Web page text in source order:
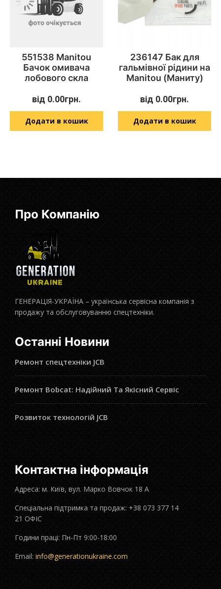
551538 Manitou
Бачок омивача
лобового скла
від 0.00грн.
Додати в кошик
236147 Бак для
гальмівної рідини на
Manitou (Маниту)
від 0.00грн.
Додати в кошик
Про Компанію
ГЕНЕРАЦІЯ-УКРАЇНА – українська сервісна компанія з
продажу та обслуговуванню спецтехніки.
Останні Новини
Ремонт спецтехніки JCB
Ремонт Bobcat: Надійний Та Якісний Сервіс
Розвиток технологій JCB
Контактна інформація
Адреса: м. Київ, вул. Марко Вовчок 18 А
Спеціальна підтримка та продаж: +38 073 377 14
21 ОФІС
Години праці: Пн-Пт 9:00-18:00
Email: info@generationukraine.com